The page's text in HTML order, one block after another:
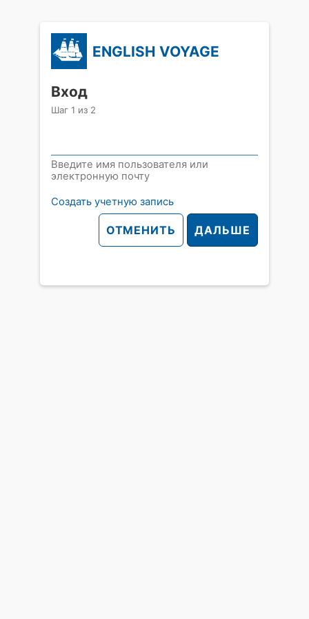
ENGLISH VOYAGE
Вход
Шаг 1 из 2
Введите имя пользователя или
электронную почту
Создать учетную запись
ОТМЕНИТЬ ДАЛЬШЕ